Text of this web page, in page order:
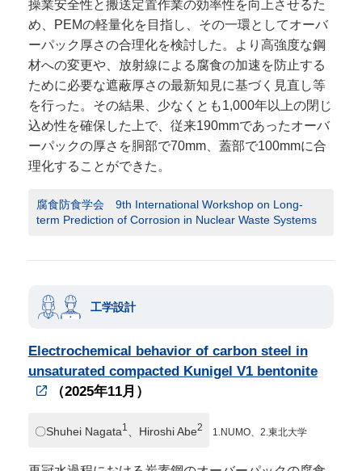
操業安全性と搬送定置作業の効率性を向上させるた
め、PEMの軽量化を目指し、その一環としてオーバ
ーパック厚さの合理化を検討した。より高強度な鋼
材への変更や、放射線による腐食の加速を防止する
ために必要な遮蔽厚さの最新知見に基づく見直し等
を行った。その結果、少なくとも1,000年以上の閉じ
込め性を確保した上で、従来190mmであったオーバ
ーパックの厚さを胴部で70mm、蓋部で100mmに合
理化することができた。
腐食防食学会 9th International Workshop on Long-
term Prediction of Corrosion in Nuclear Waste Systems
工学設計
Electrochemical behavior of carbon steel in
unsaturated compacted Kunigel V1 bentonite
（2025年11月）
〇Shuhei Nagata1 、Hiroshi Abe2 1.NUMO、2.東北大学